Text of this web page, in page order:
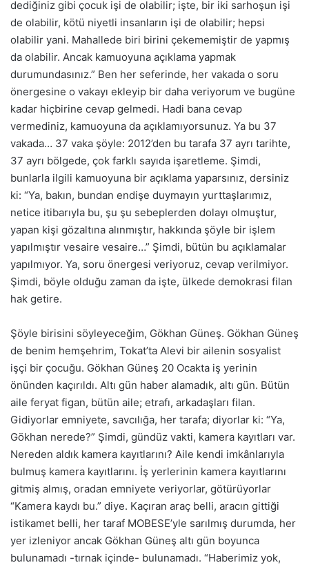
dediğiniz gibi çocuk işi de olabilir; işte, bir iki sarhoşun işi
de olabilir, kötü niyetli insanların işi de olabilir; hepsi
olabilir yani. Mahallede biri birini çekememiştir de yapmış
da olabilir. Ancak kamuoyuna açıklama yapmak
durumundasınız.” Ben her seferinde, her vakada o soru
önergesine o vakayı ekleyip bir daha veriyorum ve bugüne
kadar hiçbirine cevap gelmedi. Hadi bana cevap
vermediniz, kamuoyuna da açıklamıyorsunuz. Ya bu 37
vakada… 37 vaka şöyle: 2012’den bu tarafa 37 ayrı tarihte,
37 ayrı bölgede, çok farklı sayıda işaretleme. Şimdi,
bunlarla ilgili kamuoyuna bir açıklama yaparsınız, dersiniz
ki: “Ya, bakın, bundan endişe duymayın yurttaşlarımız,
netice itibarıyla bu, şu şu sebeplerden dolayı olmuştur,
yapan kişi gözaltına alınmıştır, hakkında şöyle bir işlem
yapılmıştır vesaire vesaire…” Şimdi, bütün bu açıklamalar
yapılmıyor. Ya, soru önergesi veriyoruz, cevap verilmiyor.
Şimdi, böyle olduğu zaman da işte, ülkede demokrasi filan
hak getire.
Şöyle birisini söyleyeceğim, Gökhan Güneş. Gökhan Güneş
de benim hemşehrim, Tokat’ta Alevi bir ailenin sosyalist
işçi bir çocuğu. Gökhan Güneş 20 Ocakta iş yerinin
önünden kaçırıldı. Altı gün haber alamadık, altı gün. Bütün
aile feryat figan, bütün aile; etrafı, arkadaşları filan.
Gidiyorlar emniyete, savcılığa, her tarafa; diyorlar ki: “Ya,
Gökhan nerede?” Şimdi, gündüz vakti, kamera kayıtları var.
Nereden aldık kamera kayıtlarını? Aile kendi imkânlarıyla
bulmuş kamera kayıtlarını. İş yerlerinin kamera kayıtlarını
gitmiş almış, oradan emniyete veriyorlar, götürüyorlar
“Kamera kaydı bu.” diye. Kaçıran araç belli, aracın gittiği
istikamet belli, her taraf MOBESE’yle sarılmış durumda, her
yer izleniyor ancak Gökhan Güneş altı gün boyunca
bulunamadı -tırnak içinde- bulunamadı. “Haberimiz yok,